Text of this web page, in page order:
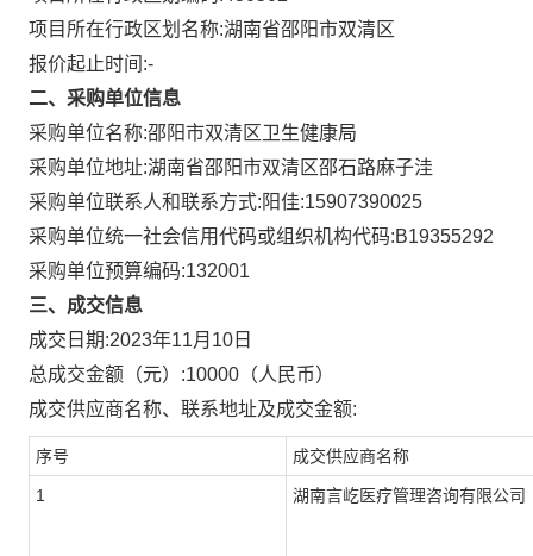
项目所在行政区划名称:湖南省邵阳市双清区
报价起止时间:-
二、采购单位信息
采购单位名称:邵阳市双清区卫生健康局
采购单位地址:湖南省邵阳市双清区邵石路麻子洼
采购单位联系人和联系方式: 阳佳:15907390025
采购单位统一社会信用代码或组织机构代码:B19355292
采购单位预算编码:132001
三、成交信息
成交日期:2023年11月10日
总成交金额（元）:10000 （人民币）
成交供应商名称、联系地址及成交金额:
序号 成交供应商名称
1 湖南言屹医疗管理咨询有限公司